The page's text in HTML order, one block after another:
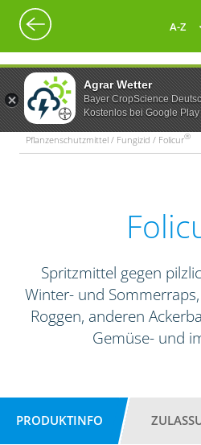
Agrar Wetter
Bayer CropScience
Kostenlos bei Google Play
A-Z
Pflanzenschutzmittel / Fungizid / Folicur®
Spritzmittel gegen
Winter- und
Roggen, anderen
Gemüse- und
PRODUKTINFO